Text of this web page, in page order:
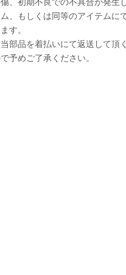
、もしくは同等のアイテムに
す。
部品を着払いにて返送して頂
予めご了承ください。